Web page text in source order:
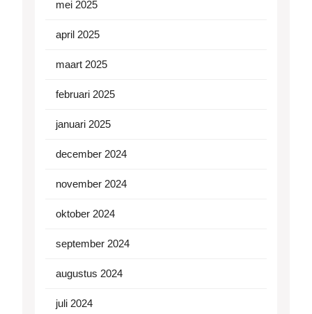
mei 2025
april 2025
maart 2025
februari 2025
januari 2025
december 2024
november 2024
oktober 2024
september 2024
augustus 2024
juli 2024